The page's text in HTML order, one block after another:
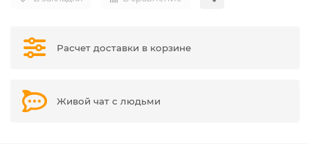
Расчет доставки в корзине
Живой чат с людьми